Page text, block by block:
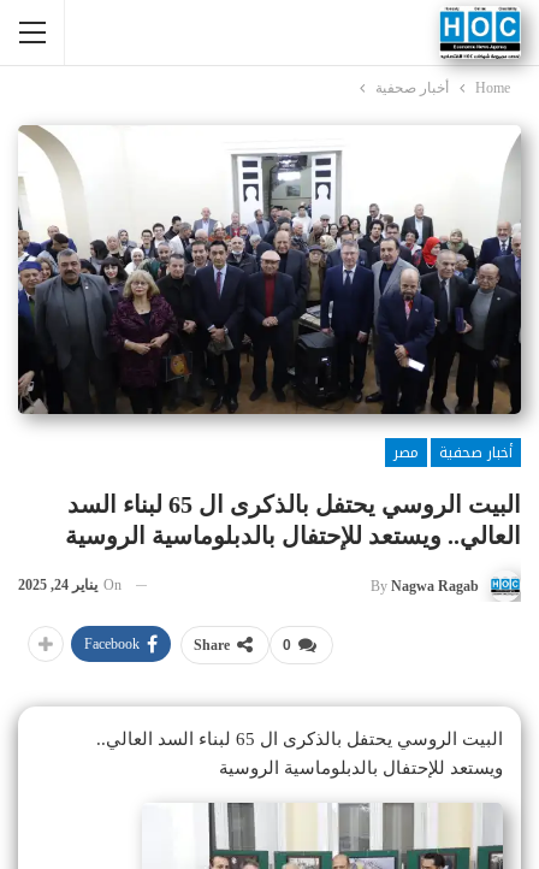
Home أخبار صحفية
أخبار صحفية
مصر
البيت الروسي يحتفل بالذكرى ال 65 لبناء السد
العالي.. ويستعد للإحتفال بالدبلوماسية الروسية
By Nagwa Ragab
On يناير 24, 2025
0
Share
Facebook
البيت الروسي يحتفل بالذكرى ال 65 لبناء السد العالي..
ويستعد للإحتفال بالدبلوماسية الروسية